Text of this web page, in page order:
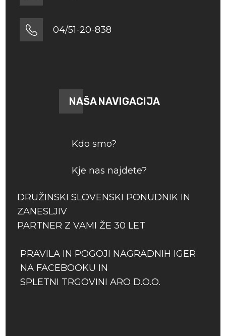
04/51-20-838
NAŠA NAVIGACIJA
Kdo smo?
Kje nas najdete?
DRUŽINSKI SLOVENSKI PONUDNIK IN
ZANESLJIV
PARTNER Z VAMI ŽE 30 LET
PRAVILA IN POGOJI NAGRADNIH IGER
NA FACEBOOKU IN
SPLETNI TRGOVINI ARO D.O.O.